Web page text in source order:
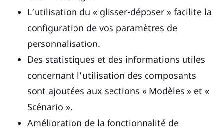
L’utilisation du « glisser-déposer » facilite la
configuration de vos paramètres de
personnalisation.
Des statistiques et des informations utiles
concernant l’utilisation des composants
sont ajoutées aux sections « Modèles » et «
Scénario ».
Amélioration de la fonctionnalité de